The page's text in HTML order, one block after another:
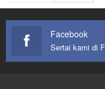
Facebook